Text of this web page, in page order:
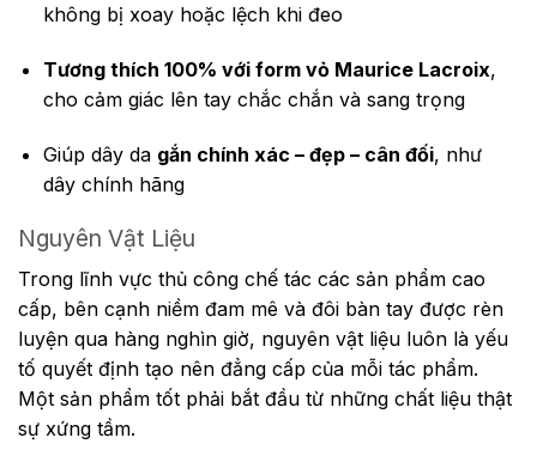
không bị xoay hoặc lệch khi đeo
Tương thích 100% với form vỏ Maurice Lacroix,
cho cảm giác lên tay chắc chắn và sang trọng
Giúp dây da gắn chính xác – đẹp – cân đối, như
dây chính hãng
Nguyên Vật Liệu
Trong lĩnh vực thủ công chế tác các sản phẩm cao
cấp, bên cạnh niềm đam mê và đôi bàn tay được rèn
luyện qua hàng nghìn giờ, nguyên vật liệu luôn là yếu
tố quyết định tạo nên đẳng cấp của mỗi tác phẩm.
Một sản phẩm tốt phải bắt đầu từ những chất liệu thật
sự xứng tầm.